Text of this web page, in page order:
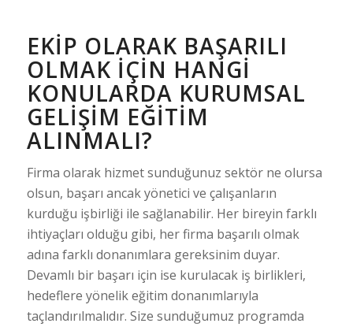
EKIP OLARAK BAŞARILI
OLMAK İÇIN HANGI
KONULARDA KURUMSAL
GELIŞIM EĞITIM
ALINMALI?
Firma olarak hizmet sunduğunuz sektör ne olursa
olsun, başarı ancak yönetici ve çalışanların
kurduğu işbirliği ile sağlanabilir. Her bireyin farklı
ihtiyaçları olduğu gibi, her firma başarılı olmak
adına farklı donanımlara gereksinim duyar.
Devamlı bir başarı için ise kurulacak iş birlikleri,
hedeflere yönelik eğitim donanımlarıyla
taçlandırılmalıdır. Size sunduğumuz programda